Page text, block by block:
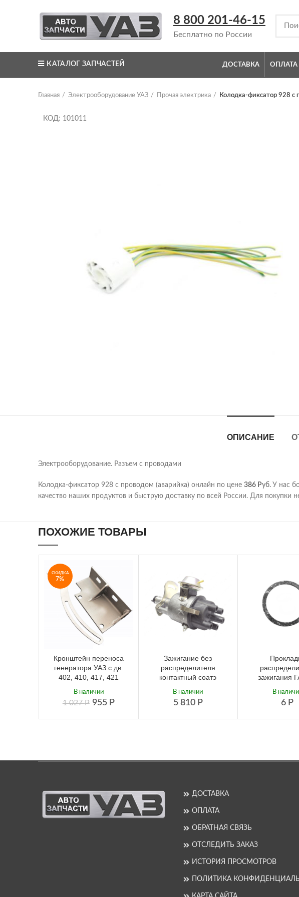
8 800 201-46-15
Бесплатно по России
КАТАЛОГ ЗАПЧАСТЕЙ ДОСТАВКА ОПЛАТА
Главная Электрооборудование УАЗ Прочая электрика Колодка-фиксатор 928 с
КОД: 101011
ОПИСАНИЕ
Электрооборудование. Разъем с проводами
Колодка-фиксатор 928 с проводом (аварийка) онлайн по цене 386 Руб. У нас
качество наших продуктов и быструю доставку по всей России. Для покупки
ПОХОЖИЕ ТОВАРЫ
СКИДКА
7%
Кронштейн переноса
генератора УАЗ с дв.
402, 410, 417, 421
1 027Р 955 Р
В наличии
Зажигание без
распределителя
контактный соатэ
5 810 Р
В наличии
зажигания
6 Р
В
ДОСТАВКА
ОПЛАТА
ОБРАТНАЯ СВЯЗЬ
ОТСЛЕДИТЬ ЗАКАЗ
ИСТОРИЯ ПРОСМОТРОВ
ПОЛИТИКА